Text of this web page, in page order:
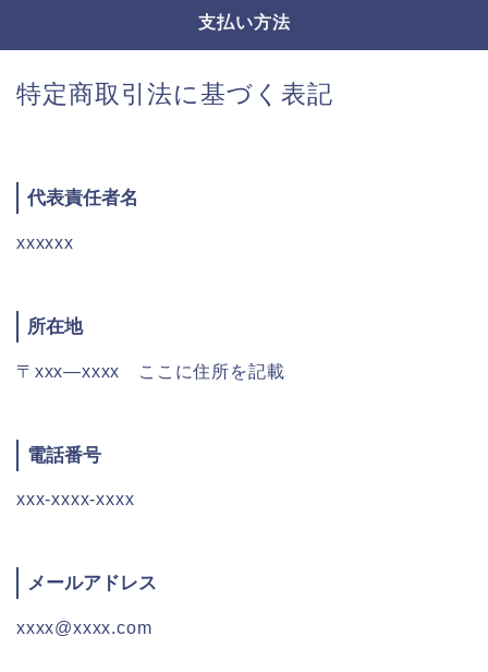
支払い方法
特定商取引法に基づく表記
代表責任者名
xxxxxx
所在地
〒xxx―xxxx ここに住所を記載
電話番号
xxx-xxxx-xxxx
メールアドレス
xxxx@xxxx.com